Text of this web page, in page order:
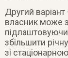
Другий
власник може
збільшити
зі